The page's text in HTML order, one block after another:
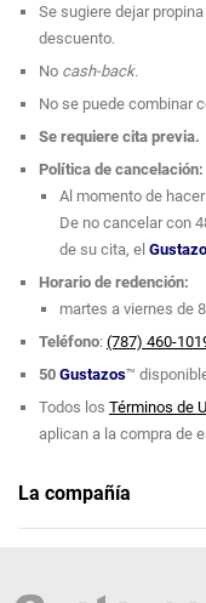
Se sugiere dejar
descuento.
No cash-back.
No se puede combinar
Se requiere cita previa.
Política de cancelación:
Al momento de
De no cancelar con
de su cita, el Gustazo
Horario de redención:
martes a viernes de
Teléfono: (787) 460-
50 Gustazos™
Todos los Términos de
aplican a la compra de
La compañía